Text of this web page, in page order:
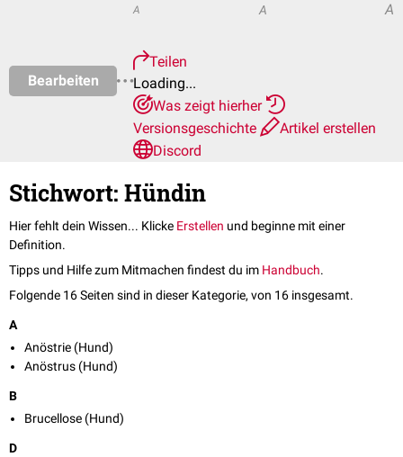
Bearbeiten
A A A
Teilen
Loading...
Was zeigt hierher
Versionsgeschichte
Artikel erstellen
Discord
Stichwort: Hündin
Hier fehlt dein Wissen... Klicke Erstellen und beginne mit einer
Definition.
Tipps und Hilfe zum Mitmachen findest du im Handbuch.
Folgende 16 Seiten sind in dieser Kategorie, von 16 insgesamt.
A
Anöstrie (Hund)
Anöstrus (Hund)
B
Brucellose (Hund)
D